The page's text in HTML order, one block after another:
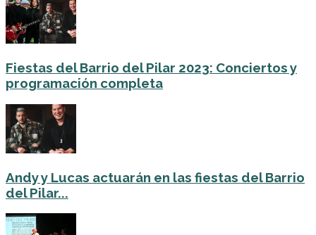
Fiestas del Barrio del Pilar 2023: Conciertos y
programación completa
Andy y Lucas actuarán en las fiestas del Barrio
del Pilar...